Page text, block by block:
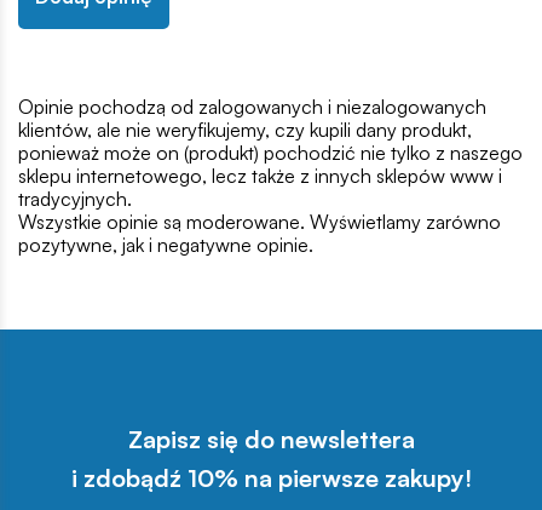
Opinie pochodzą od zalogowanych i niezalogowanych
klientów, ale nie weryfikujemy, czy kupili dany produkt,
ponieważ może on (produkt) pochodzić nie tylko z naszego
sklepu internetowego, lecz także z innych sklepów www i
tradycyjnych.
Wszystkie opinie są moderowane. Wyświetlamy zarówno
pozytywne, jak i negatywne opinie.
Zapisz się do newslettera
i zdobądź 10% na pierwsze zakupy!